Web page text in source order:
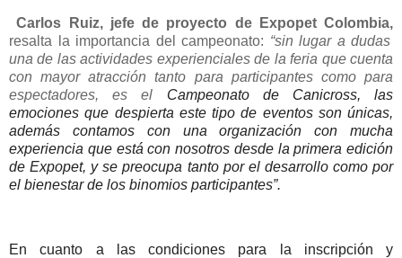
Carlos Ruiz, jefe de proyecto de Expopet Colombia,
resalta la importancia del campeonato: “sin lugar a dudas
una de las actividades experienciales de la feria que cuenta
con mayor atracción tanto para participantes como para
espectadores, es el Campeonato de Canicross, las
emociones que despierta este tipo de eventos son únicas,
además contamos con una organización con mucha
experiencia que está con nosotros desde la primera edición
de Expopet, y se preocupa tanto por el desarrollo como por
el bienestar de los binomios participantes”.
En cuanto a las condiciones para la inscripción y